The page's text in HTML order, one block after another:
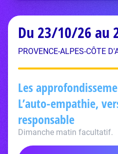
Du 23/10/26 au
PROVENCE-ALPES-CÔTE
Les
L’auto-empathie,
responsable
Dimanche matin facultatif.